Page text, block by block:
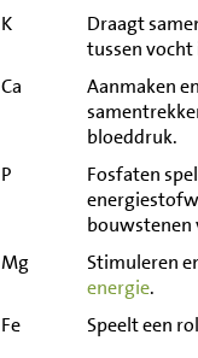
K Draagt
tussen vocht
Ca
Aanmaken
bloeddruk.
P
Fosfaten
bouwstenen
Mg
Stimuleren
energie.
Fe Speelt een